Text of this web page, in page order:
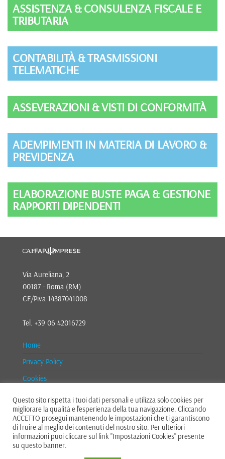
ASSISTENZA & CONSULENZA FISCALE E
TRIBUTARIA
CONTABILITÀ & TRASMISSIONI
TELEMATICHE
ASSEVERAZIONI & VISTI DI CONFORMITÀ
ADEMPIMENTI IN MATERIA DI LAVORO &
PREVIDENZA
ELABORAZIONE BUSTE PAGA & GESTIONE
RAPPORTI DIPENDENTI
Via Aureliana, 2
00187 - Roma (RM)
CF/Piva 14387041008
Tel. +39 06 42016729
Home
Privacy Policy
Cookies
Contatti
Fapi.info
Questo sito rispetta i tuoi dati personali e utilizza solo cookies per
migliorare la qualità e l'esperienza della tua navigazione. Cliccando
ACCETTO prosegui mantenendo le impostazioni che ti garantiscono
di fruire al meglio dei contenuti del nostro sito. Per ulteriori
informazioni puoi cliccare sul link "Impostazioni Cookies" presente
su questo banner.